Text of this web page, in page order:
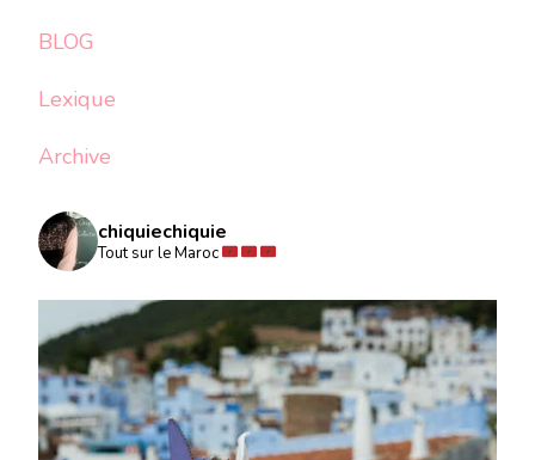
BLOG
Lexique
Archive
chiquiechiquie
Tout sur le Maroc